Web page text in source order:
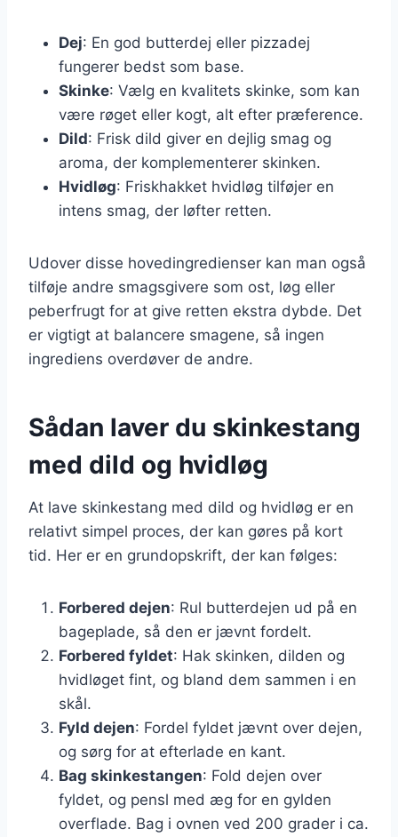
Dej: En god butterdej eller pizzadej
fungerer bedst som base.
Skinke: Vælg en kvalitets skinke, som kan
være røget eller kogt, alt efter præference.
Dild: Frisk dild giver en dejlig smag og
aroma, der komplementerer skinken.
Hvidløg: Friskhakket hvidløg tilføjer en
intens smag, der løfter retten.
Udover disse hovedingredienser kan man også
tilføje andre smagsgivere som ost, løg eller
peberfrugt for at give retten ekstra dybde. Det
er vigtigt at balancere smagene, så ingen
ingrediens overdøver de andre.
Sådan laver du skinkestang
med dild og hvidløg
At lave skinkestang med dild og hvidløg er en
relativt simpel proces, der kan gøres på kort
tid. Her er en grundopskrift, der kan følges:
Forbered dejen: Rul butterdejen ud på en
bageplade, så den er jævnt fordelt.
Forbered fyldet: Hak skinken, dilden og
hvidløget fint, og bland dem sammen i en
skål.
Fyld dejen: Fordel fyldet jævnt over dejen,
og sørg for at efterlade en kant.
Bag skinkestangen: Fold dejen over
fyldet, og pensl med æg for en gylden
overflade. Bag i ovnen ved 200 grader i ca.